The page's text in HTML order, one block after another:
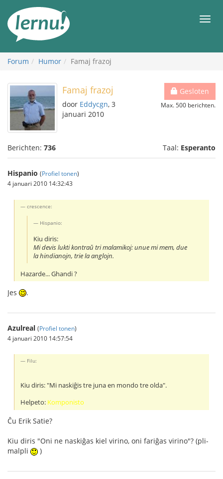
inhoud
Forum Humor Famaj frazoj
Gesloten
Max. 500 berichten.
Famaj frazoj
door Eddycgn, 3
januari 2010
Berichten: 736 Taal: Esperanto
Hispanio (Profiel tonen)
4 januari 2010 14:32:43
crescence:
Hispanio:
Kiu diris:
Mi devis lukti kontraŭ tri malamikoj: unue mi mem, due
la hindianojn, trie la anglojn.
Hazarde... Ghandi ?
Jes .
Azulreal (Profiel tonen)
4 januari 2010 14:57:54
Filu:
Kiu diris: "Mi naskiĝis tre juna en mondo tre olda".
Helpeto: Komponisto
Ĉu Erik Satie?
Kiu diris "Oni ne naskiĝas kiel virino, oni fariĝas virino"? (pli-
malpli
)